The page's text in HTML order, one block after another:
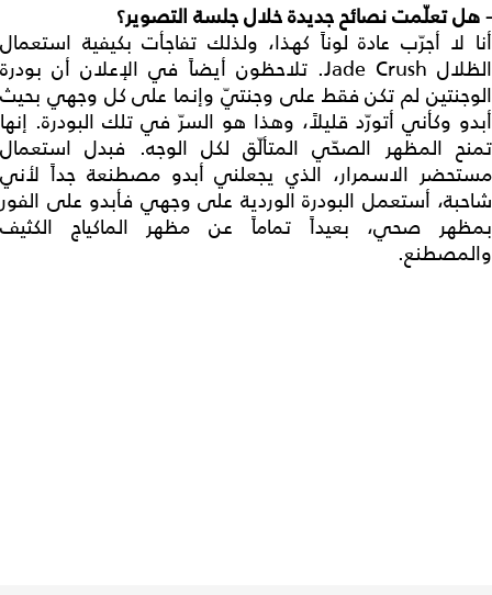
-هل تعلّمت نصائح جديدة خلال جلسة التصوير؟
أنا لا أجرّب عادة لوناً كهذا، ولذلك تفاجأت بكيفية استعمال
الظلال Jade Crush. تلاحظون أيضاً في الإعلان أن بودرة
الوجنتين لم تكن فقط على وجنتيّ وإنما على كل وجهي بحيث
أبدو وكأني أتورّد قليلاً، وهذا هو السرّ في تلك البودرة. إنها
تمنح المظهر الصحّي المتألّق لكل الوجه. فبدل استعمال
مستحضر الاسمرار، الذي يجعلني أبدو مصطنعة جداً لأني
شاحبة، أستعمل البودرة الوردية على وجهي فأبدو على الفور
بمظهر صحي، بعيداً تماماً عن مظهر الماكياج الكثيف
والمصطنع.